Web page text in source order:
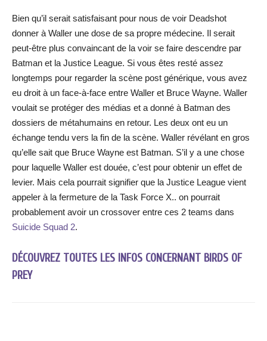
Bien qu’il serait satisfaisant pour nous de voir Deadshot
donner à Waller une dose de sa propre médecine. Il serait
peut-être plus convaincant de la voir se faire descendre par
Batman et la Justice League. Si vous êtes resté assez
longtemps pour regarder la scène post générique, vous avez
eu droit à un face-à-face entre Waller et Bruce Wayne. Waller
voulait se protéger des médias et a donné à Batman des
dossiers de métahumains en retour. Les deux ont eu un
échange tendu vers la fin de la scène. Waller révélant en gros
qu’elle sait que Bruce Wayne est Batman. S’il y a une chose
pour laquelle Waller est douée, c’est pour obtenir un effet de
levier. Mais cela pourrait signifier que la Justice League vient
appeler à la fermeture de la Task Force X.. on pourrait
probablement avoir un crossover entre ces 2 teams dans
Suicide Squad 2.
DÉCOUVREZ TOUTES LES INFOS CONCERNANT BIRDS OF
PREY